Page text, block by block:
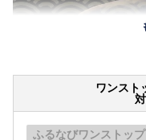
ワンスト
ふるなびワンストッ